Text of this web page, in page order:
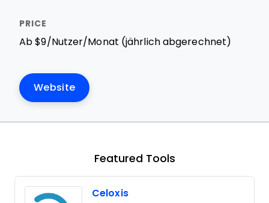
Ab $9/Nutzer/Monat (jährlich abgerechnet)
Website
Featured Tools
Celoxis